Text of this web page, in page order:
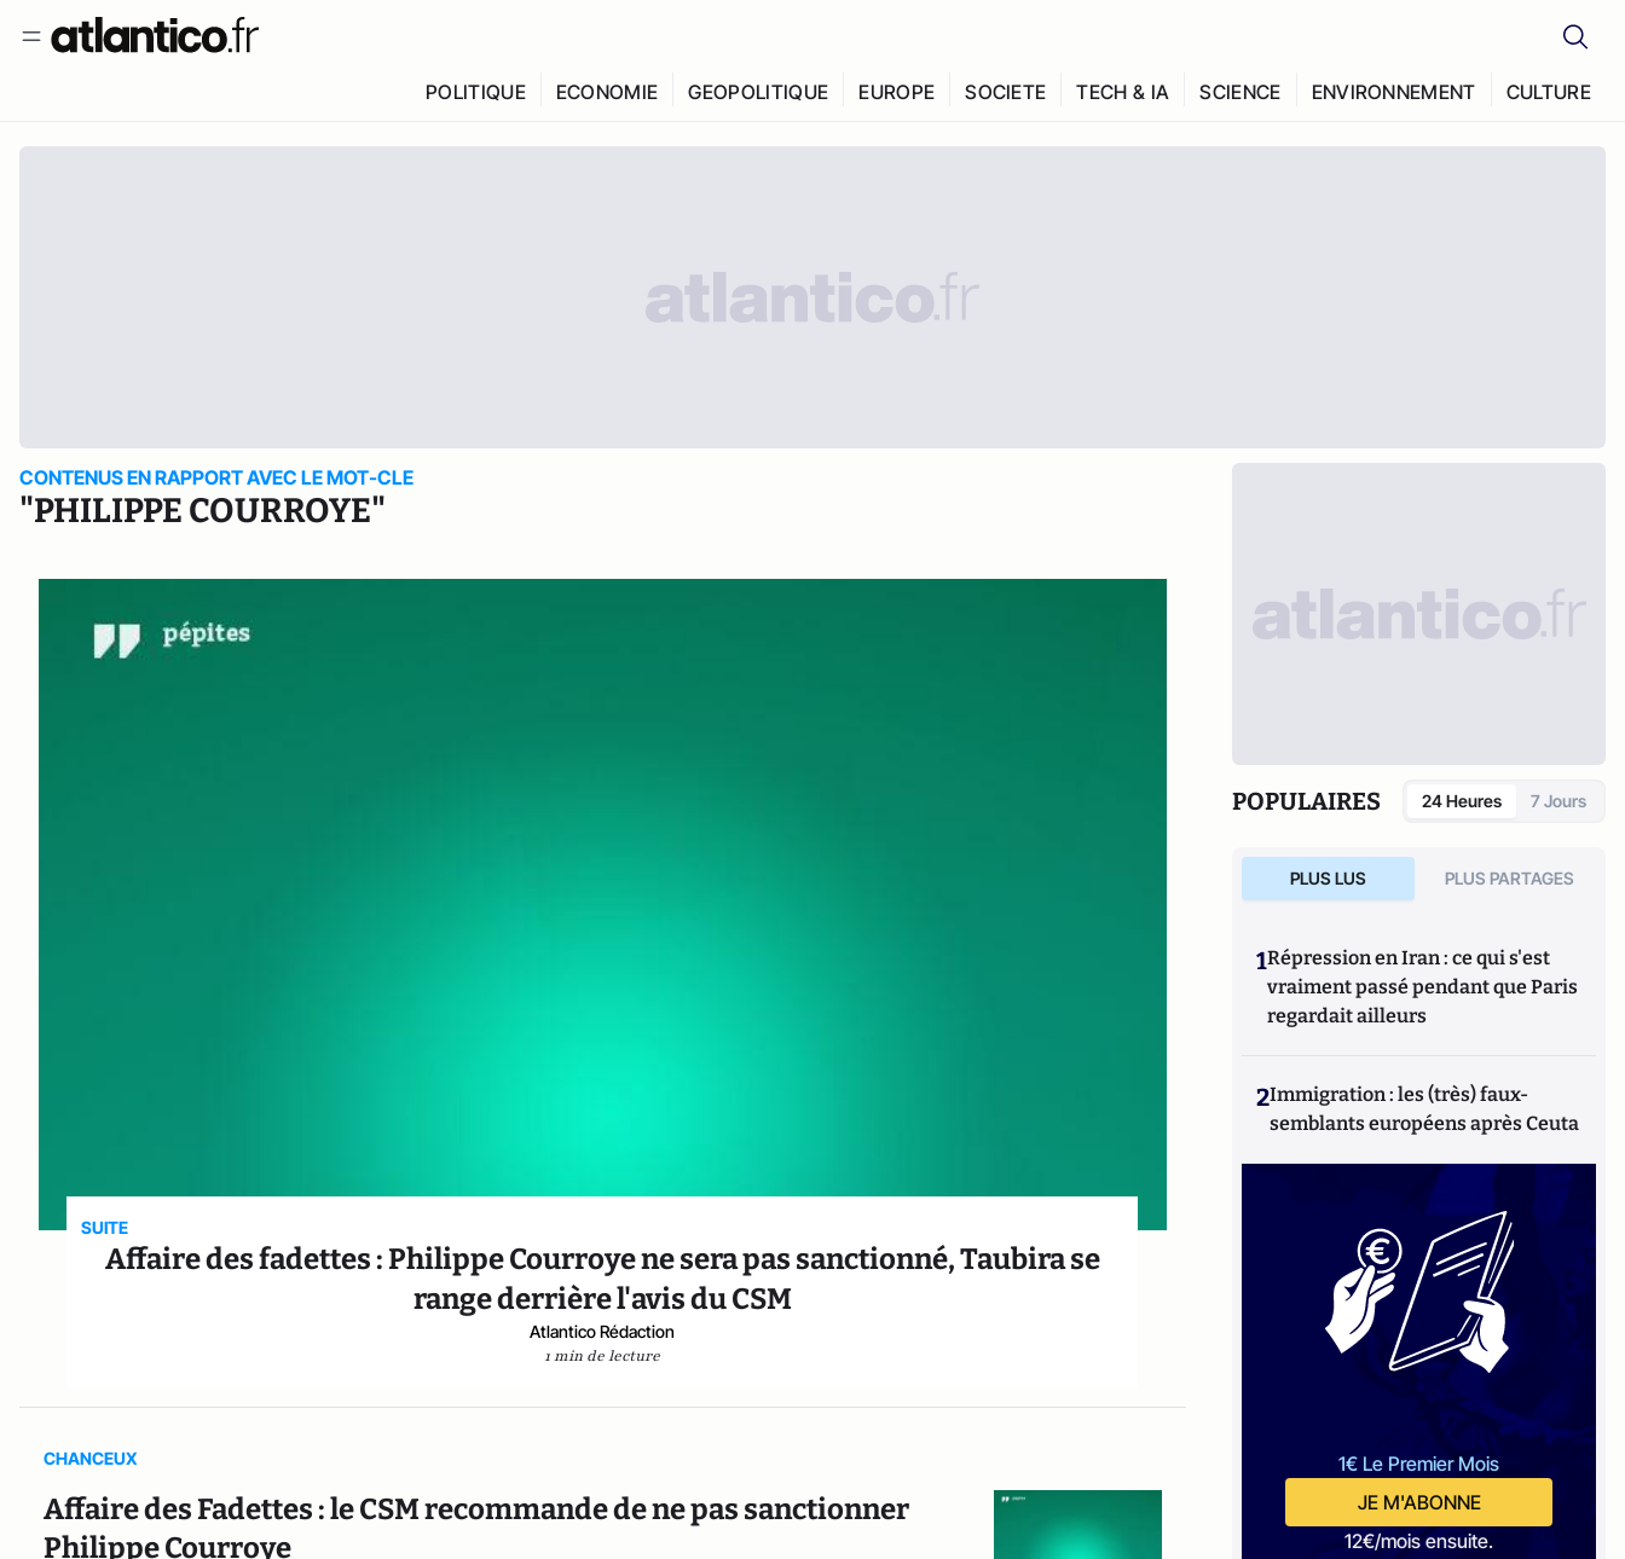
POLITIQUE ECONOMIE GEOPOLITIQUE EUROPE SOCIETE TECH & IA SCIENCE ENVIRONNEMENT CULTURE
CONTENUS EN RAPPORT AVEC LE MOT-CLE
"PHILIPPE COURROYE"
SUITE
Affaire des fadettes : Philippe Courroye ne sera pas sanctionné, Taubira se
range derrière l'avis du CSM
Atlantico Rédaction
1 min de lecture
CHANCEUX
Affaire des Fadettes : le CSM recommande de ne pas sanctionner
Philippe Courroye
POPULAIRES 24 Heures 7 Jours
PLUS LUS PLUS PARTAGES
1Répression en Iran : ce qui s'est
vraiment passé pendant que Paris
regardait ailleurs
2Immigration : les (très) faux-
semblants européens après Ceuta
1€ Le Premier Mois
JE M'ABONNE
12€/mois ensuite.